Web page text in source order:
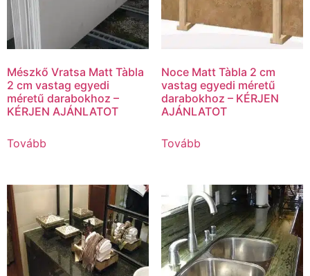
Mészkő Vratsa Matt Tàbla
2 cm vastag egyedi
méretű darabokhoz –
KÉRJEN AJÁNLATOT
Tovább
Noce Matt Tàbla 2 cm
vastag egyedi méretű
darabokhoz – KÉRJEN
AJÁNLATOT
Tovább